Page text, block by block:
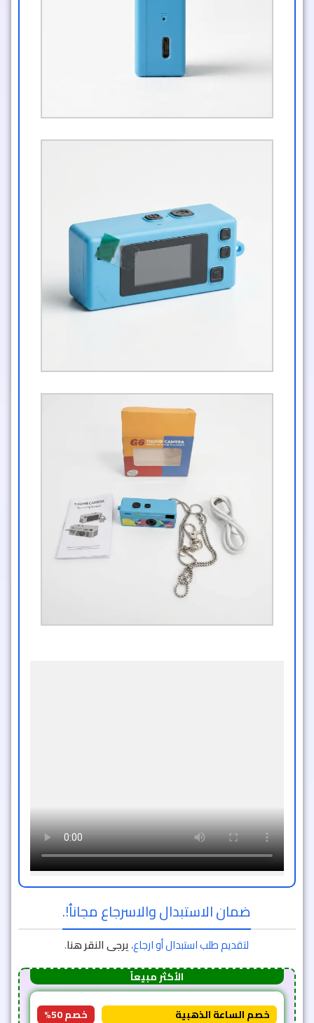
ضمان الاستبدال والاسرجاع مجاناُ!.
لتقديم طلب استبدال أو ارجاع،يرجى النقر هنا.
الأكثر مبيعاً
خصم الساعة الذهبية خصم 50%